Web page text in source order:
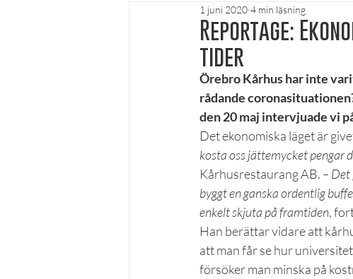
FUM-rapport Händer i Örebro
Lösnummer tipsar Lösnummer testar
Reportage:
tider
1 juni 2020 4 min läsning
Örebro Kårhus har inte
rådande
den 20 maj intervjuade vi
Det ekonomiska läget är
kosta oss jättemycket pengar
Kårhusrestaurang AB. –
byggt en ganska ordentlig
enkelt skjuta på framtiden,
Han berättar vidare att
att man får se hur
försöker man minska på